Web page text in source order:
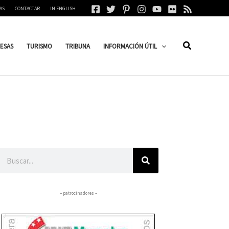
CONTACTAR IN ENGLISH
TURISMO TRIBUNA INFORMACIÓN ÚTIL
– patrocinadores –